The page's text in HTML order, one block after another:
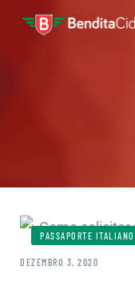
PASSAPORTE ITALIANO
DEZEMBRO 3, 2020